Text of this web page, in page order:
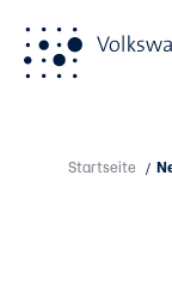
Startseite /